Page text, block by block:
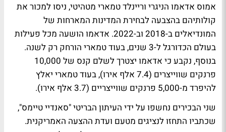
אמוס אדאמו הניגרי וריינלד טמארי מטהיטי, ניסו למכור את
קולותיהם בהצבעה לבחירת המדינות המארחות של
המונדיאלים ב-2018 וב-2022. אדאמו הושעה מכל פעילות
בעולם הכדורגל ל-3 שנים, בעוד טמארי הורחק רק לשנה.
בנוסף, נקבע כי אדאמו יצטרך לשלם קנס של 10,000
פרנקים שווייצרים (7.4 אלף אירו), בעוד טמארי יאלץ
להיפרד מ-5,000 פרנקים שווייצריים (3.7 אלף אירו).
שני הבכירים נחשפו על ידי העיתון הבריטי "סאנדיי טיימס",
שכתביו התחזו לנציגים מטעם ועדת ההצעה האמריקנית.